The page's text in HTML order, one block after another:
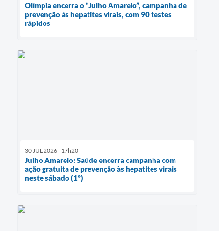
Olímpia encerra o “Julho Amarelo”, campanha de
prevenção às hepatites virais, com 90 testes
rápidos
30 JUL 2026 - 17h20
Julho Amarelo: Saúde encerra campanha com
ação gratuita de prevenção às hepatites virais
neste sábado (1º)